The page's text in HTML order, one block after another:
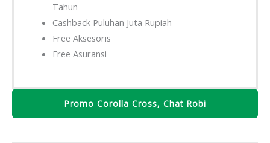
Tahun
Cashback Puluhan Juta Rupiah
Free Aksesoris
Free Asuransi
Promo Corolla Cross, Chat Robi